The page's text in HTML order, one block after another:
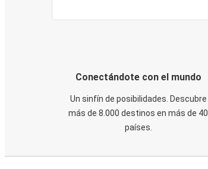
Conectándote con el mundo
Un sinfín de posibilidades. Descubre
más de 8.000 destinos en más de 40
países.